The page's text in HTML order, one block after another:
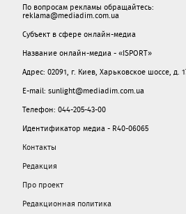
По вопросам рекламы обращайтесь:
reklama@mediadim.com.ua
Субъект в сфере онлайн-медиа
Название онлайн-медиа - «ISPORT»
Адрес: 02091, г. Киев, Харьковское шоссе, д.
E-mail: sunlight@mediadim.com.ua
Телефон: 044-205-43-00
Идентификатор медиа - R40-06065
Контакты
Редакция
Про проект
Редакционная политика